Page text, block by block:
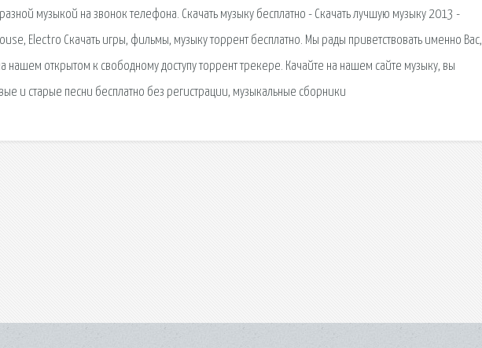
музыкой на звонок телефона. Скачать музыку бесплатно - Скачать лучшую музыку 2013 -
Electro Скачать игры, фильмы, музыку торрент бесплатно. Мы рады приветствовать именно Вас,
открытом к свободному доступу торрент трекере. Качайте на нашем сайте музыку, вы
и старые песни бесплатно без регистрации, музыкальные сборники